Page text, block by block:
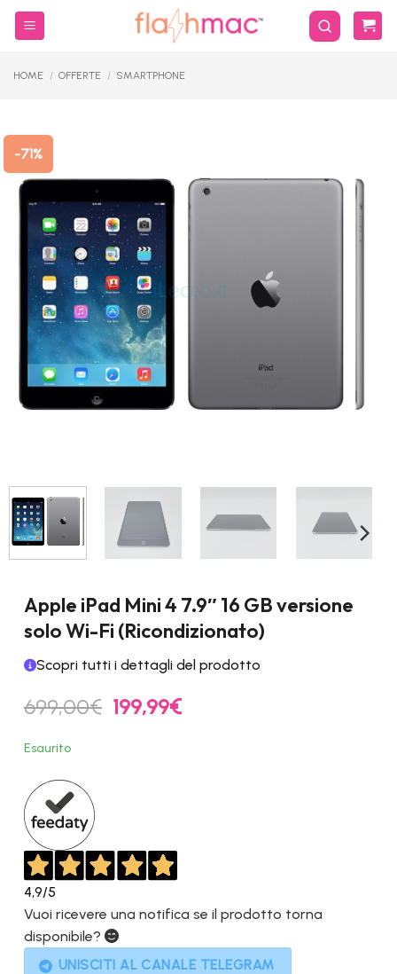
Salta
HOME / OFFERTE / SMARTPHONE
-71%
Apple iPad Mini 4 7.9″ 16 GB versione
solo Wi-Fi (Ricondizionato)
Scopri tutti i dettagli del prodotto
699,00€ Il
prezzo
199,99€Il
Esaurito
4,9/5
Vuoi ricevere una notifica se il prodotto torna
disponibile?
UNISCITI AL CANALE TELEGRAM